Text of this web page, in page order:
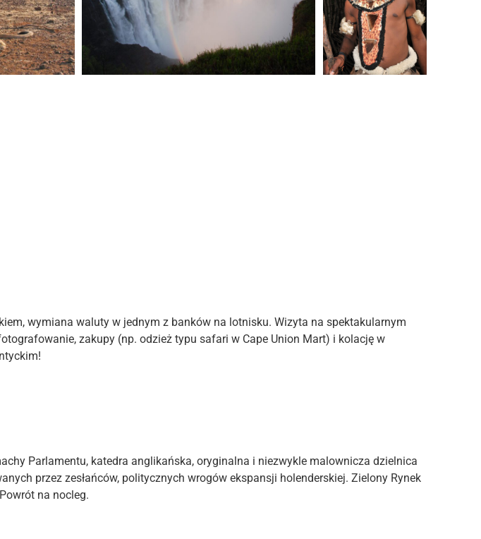
wymiana waluty w jednym z banków na lotnisku. Wizyta na spektakularnym
zakupy (np. odzież typu safari w Cape Union Mart) i kolację w
Parlamentu, katedra anglikańska, oryginalna i niezwykle malownicza dzielnica
przez zesłańców, politycznych wrogów ekspansji holenderskiej. Zielony Rynek
na nocleg.